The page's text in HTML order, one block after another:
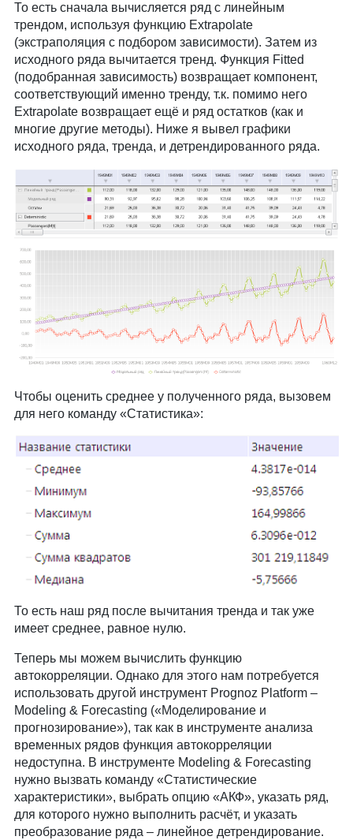
То есть сначала вычисляется ряд с линейным
трендом, используя функцию Extrapolate
(экстраполяция с подбором зависимости). Затем из
исходного ряда вычитается тренд. Функция Fitted
(подобранная зависимость) возвращает компонент,
соответствующий именно тренду, т.к. помимо него
Extrapolate возвращает ещё и ряд остатков (как и
многие другие методы). Ниже я вывел графики
исходного ряда, тренда, и детрендированного ряда.
Чтобы оценить среднее у полученного ряда, вызовем
для него команду «Статистика»:
То есть наш ряд после вычитания тренда и так уже
имеет среднее, равное нулю.
Теперь мы можем вычислить функцию
автокорреляции. Однако для этого нам потребуется
использовать другой инструмент Prognoz Platform –
Modeling & Forecasting («Моделирование и
прогнозирование»), так как в инструменте анализа
временных рядов функция автокорреляции
недоступна. В инструменте Modeling & Forecasting
нужно вызвать команду «Статистические
характеристики», выбрать опцию «АКФ», указать ряд,
для которого нужно выполнить расчёт, и указать
преобразование ряда – линейное детрендирование.